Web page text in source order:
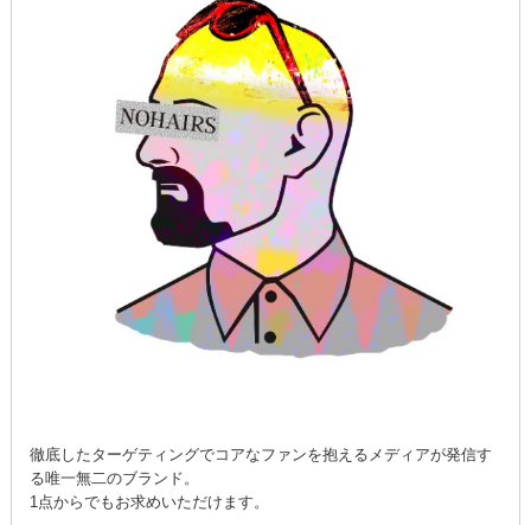
徹底したターゲティングでコアなファンを抱えるメディアが発信す
る唯一無二のブランド。
1点からでもお求めいただけます。